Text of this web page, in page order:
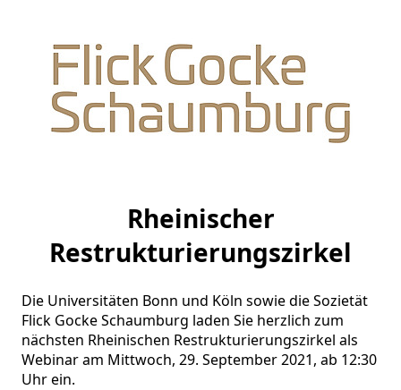
Rheinischer
Restrukturierungszirkel
Die Universitäten Bonn und Köln sowie die Sozietät
Flick Gocke Schaumburg laden Sie herzlich zum
nächsten Rheinischen Restrukturierungszirkel als
Webinar am Mittwoch, 29. September 2021, ab 12:30
Uhr ein.